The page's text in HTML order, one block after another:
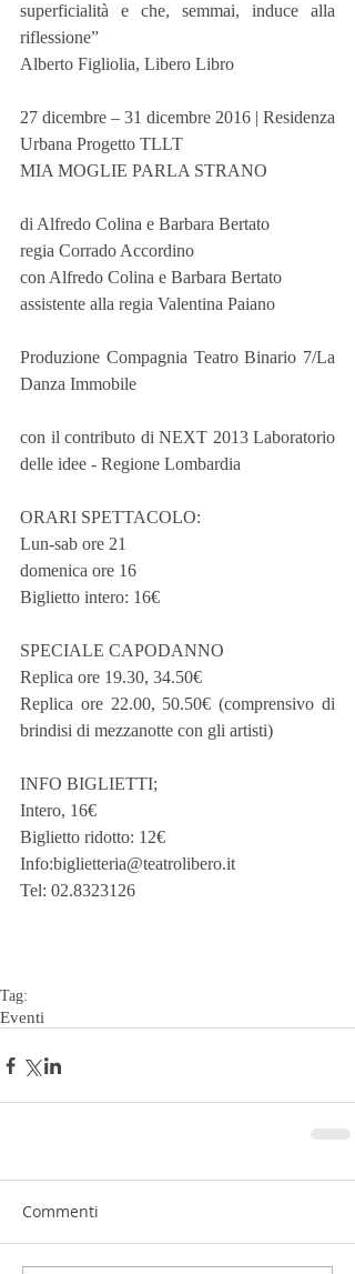
superficialità e che, semmai, induce alla
riflessione”
Alberto Figliolia, Libero Libro
27 dicembre – 31 dicembre 2016 | Residenza
Urbana Progetto TLLT
MIA MOGLIE PARLA STRANO
di Alfredo Colina e Barbara Bertato
regia Corrado Accordino
con Alfredo Colina e Barbara Bertato
assistente alla regia Valentina Paiano
Produzione Compagnia Teatro Binario 7/La
Danza Immobile
con il contributo di NEXT 2013 Laboratorio
delle idee - Regione Lombardia
ORARI SPETTACOLO:
Lun-sab ore 21
domenica ore 16
Biglietto intero: 16€
SPECIALE CAPODANNO
Replica ore 19.30, 34.50€
Replica ore 22.00, 50.50€ (comprensivo di
brindisi di mezzanotte con gli artisti)
INFO BIGLIETTI;
Intero, 16€
Biglietto ridotto: 12€
Info:biglietteria@teatrolibero.it
Tel: 02.8323126
Tag:
Eventi
Commenti